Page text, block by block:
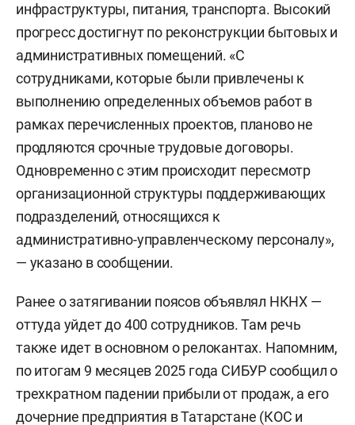
инфраструктуры, питания, транспорта. Высокий
прогресс достигнут по реконструкции бытовых и
административных помещений. «С
сотрудниками, которые были привлечены к
выполнению определенных объемов работ в
рамках перечисленных проектов, планово не
продляются срочные трудовые договоры.
Одновременно с этим происходит пересмотр
организационной структуры поддерживающих
подразделений, относящихся к
административно-управленческому персоналу»,
— указано в сообщении.
Ранее о затягивании поясов объявлял НКНХ —
оттуда уйдет до 400 сотрудников. Там речь
также идет в основном о релокантах. Напомним,
по итогам 9 месяцев 2025 года СИБУР сообщил о
трехкратном падении прибыли от продаж, а его
дочерние предприятия в Татарстане (КОС и